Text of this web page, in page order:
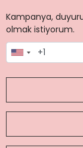
Kampanya,
olmak istiyorum.